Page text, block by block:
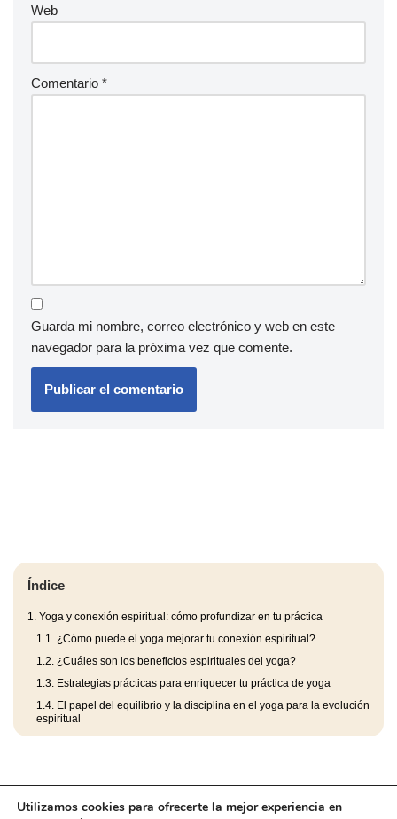
Web
Comentario *
Guarda mi nombre, correo electrónico y web en este
navegador para la próxima vez que comente.
Índice
1. Yoga y conexión espiritual: cómo profundizar en tu práctica
1.1. ¿Cómo puede el yoga mejorar tu conexión espiritual?
1.2. ¿Cuáles son los beneficios espirituales del yoga?
1.3. Estrategias prácticas para enriquecer tu práctica de yoga
1.4. El papel del equilibrio y la disciplina en el yoga para la evolución
espiritual
Utilizamos cookies para ofrecerte la mejor experiencia en